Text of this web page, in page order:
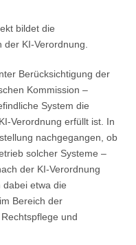
bildet die
KI-Verordnung.
Berücksichtigung der
Kommission –
System die
Verordnung erfüllt ist. In
nachgegangen, ob
solcher Systeme –
der KI-Verordnung
dabei etwa die
Bereich der
und